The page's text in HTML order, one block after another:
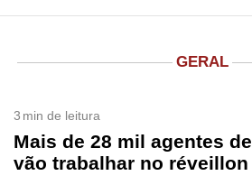
GERAL
3 min de leitura
Mais de 28 mil agentes
vão trabalhar no réveillon